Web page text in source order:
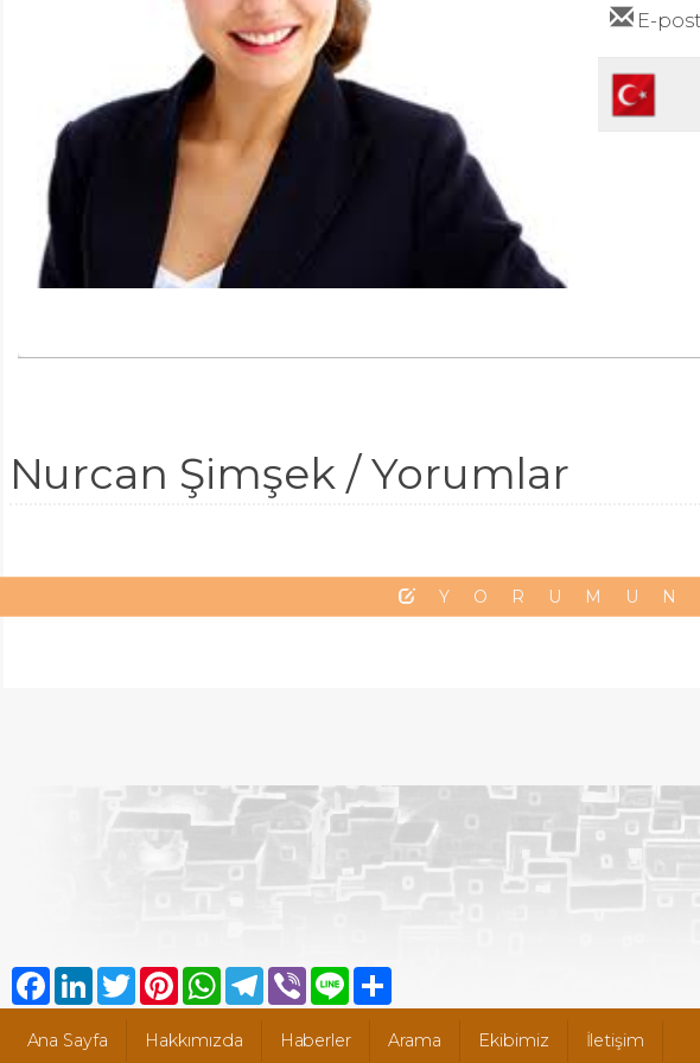
E-
Nurcan Şimşek / Yorumlar
Ana Sayfa Hakkımızda Haberler Arama Ekibimiz İletişim
Facebook
LinkedInTwitterPinterestWhatsAppTelegram
Viber Line Share